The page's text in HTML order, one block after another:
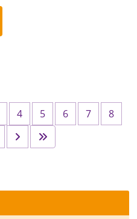
4 5 6 7
8